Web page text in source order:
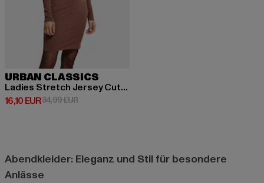
URBAN CLASSICS
Ladies Stretch Jersey Cut-Out
16,10 EUR
Derzeitiger Preis: 16,10 EUR
34,99 EURAktionspreis: 34,99 EUR
Abendkleider: Eleganz und Stil für besondere
Anlässe